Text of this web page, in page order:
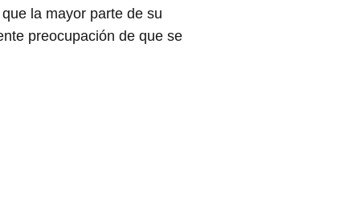
la mayor parte de su
preocupación de que se